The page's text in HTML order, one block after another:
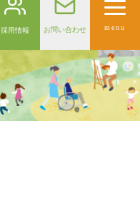
採用情報 お問い合わせ menu